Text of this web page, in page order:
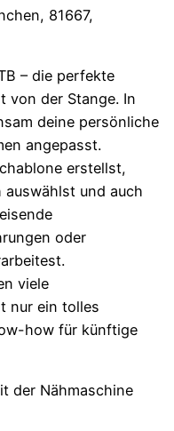
81667,
– die perfekte
von der Stange. In
deine persönliche
angepasst.
erstellst,
auswählst und auch
oder
viele
nur ein tolles
how für künftige
der Nähmaschine